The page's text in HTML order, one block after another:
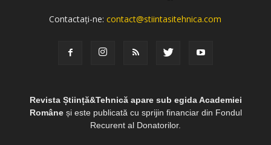
Contactați-ne:contact@stiintasitehnica.com
Revista Știință&Tehnică apare sub egida Academiei
Româneși este publicată cu sprijin financiar din Fondul
Recurent al Donatorilor.